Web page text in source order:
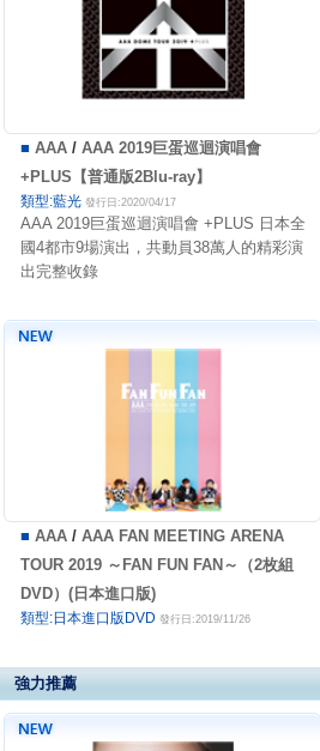
■ AAA/ AAA 2019巨蛋巡迴演唱會
+PLUS【普通版2Blu-ray】
類型:藍光 發行日:2020/04/17
AAA 2019巨蛋巡迴演唱會 +PLUS 日本全
國4都市9場演出，共動員38萬人的精彩演
出完整收錄
■ AAA/ AAA FAN MEETING ARENA
TOUR 2019 ～FAN FUN FAN～（2枚組
DVD）(日本進口版)
類型:日本進口版DVD 發行日:2019/11/26
強力推薦